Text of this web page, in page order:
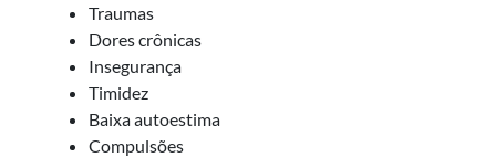
Traumas
Dores crônicas
Insegurança
Timidez
Baixa autoestima
Compulsões